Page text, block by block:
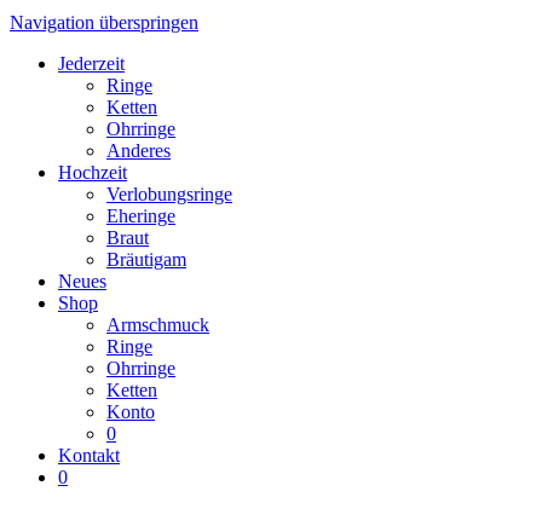
Navigation überspringen
Jederzeit
Ringe
Ketten
Ohrringe
Anderes
Hochzeit
Verlobungsringe
Eheringe
Braut
Bräutigam
Neues
Shop
Armschmuck
Ringe
Ohrringe
Ketten
Konto
0
Kontakt
0